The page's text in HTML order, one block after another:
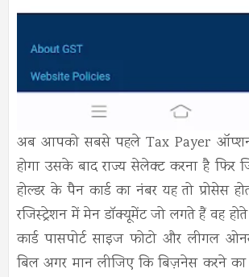
अब आपकोसबसे पहले Tax Payer
होगा उसके बाद राज्य सेलेक्ट करना है फिर
होल्डर के पैन कार्ड का नंबर यह तो प्रोसेस
रजिस्ट्रेशन में मेन डॉक्यूमेंट जो लगते हैं वह
कार्ड पासपोर्ट साइज फोटो और लीगल
बिल अगर मान लीजिए कि बिज़नेस करने का